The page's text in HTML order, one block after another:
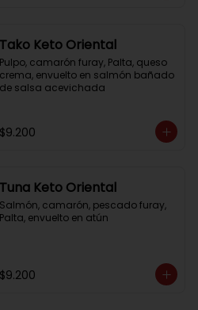
Tako Keto Oriental
Pulpo, camarón furay, Palta, queso
crema, envuelto en salmón bañado
de salsa acevichada
$9.200
Tuna Keto Oriental
Salmón, camarón, pescado furay,
Palta, envuelto en atún
$9.200